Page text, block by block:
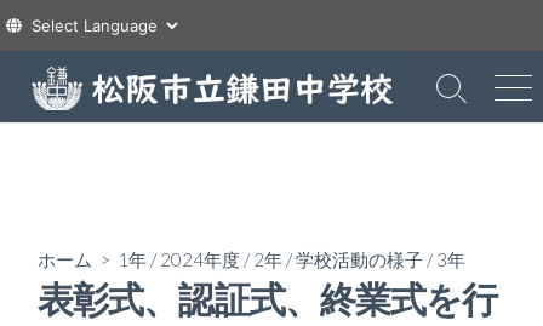
テ
検
索
メ
ニ
ホーム > 1年 /2024年度 /2年 /学校活動の様子 /3年
表彰式、認証式、終業式を行